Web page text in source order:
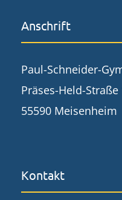
Anschrift
Paul-Schneider-
Präses-Held-Straße
55590 Meisenheim
Kontakt